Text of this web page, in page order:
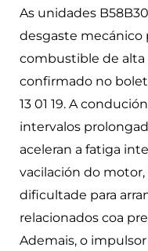
As unidades
desgaste
combustible de
confirmado no
13 01 19. A
intervalos
aceleran a fatiga
vacilación do motor,
dificultade para
relacionados coa
Ademais, o